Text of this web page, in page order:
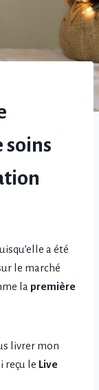
soins
a été
le marché
la première
livrer mon
reçu le Live